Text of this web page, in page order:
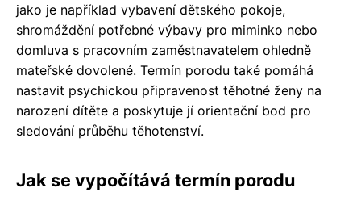
jako je například vybavení dětského pokoje,
shromáždění potřebné výbavy pro miminko nebo
domluva s pracovním zaměstnavatelem ohledně
mateřské dovolené. Termín porodu také pomáhá
nastavit psychickou připravenost těhotné ženy na
narození dítěte a poskytuje jí orientační bod pro
sledování průběhu těhotenství.
Jak se vypočítává termín porodu